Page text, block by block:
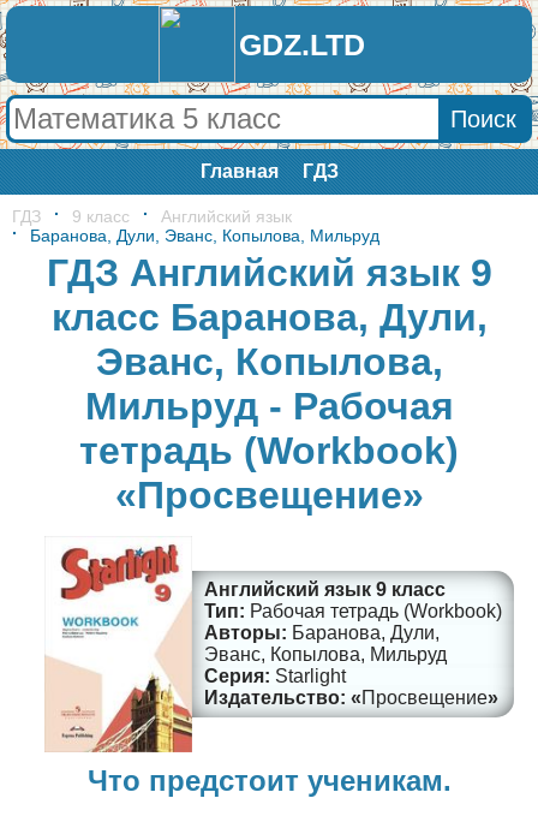
GDZ.LTD
Главная ГДЗ
ГДЗ 9 класс
Английский язык
Баранова, Дули, Эванс, Копылова, Мильруд
ГДЗ Английский язык 9
класс Баранова, Дули,
Эванс, Копылова,
Мильруд - Рабочая
тетрадь (Workbook)
«Просвещение»
Английский язык 9 класс
Рабочая тетрадь (Workbook)
Баранова, Дули,
Эванс, Копылова, Мильруд
Starlight
Просвещение
Что предстоит ученикам.